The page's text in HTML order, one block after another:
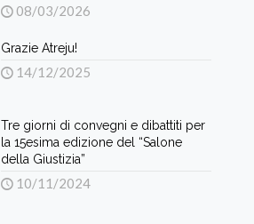
08/03/2026
Grazie Atreju!
14/12/2025
Tre giorni di convegni e dibattiti per
la 15esima edizione del “Salone
della Giustizia”
10/11/2024